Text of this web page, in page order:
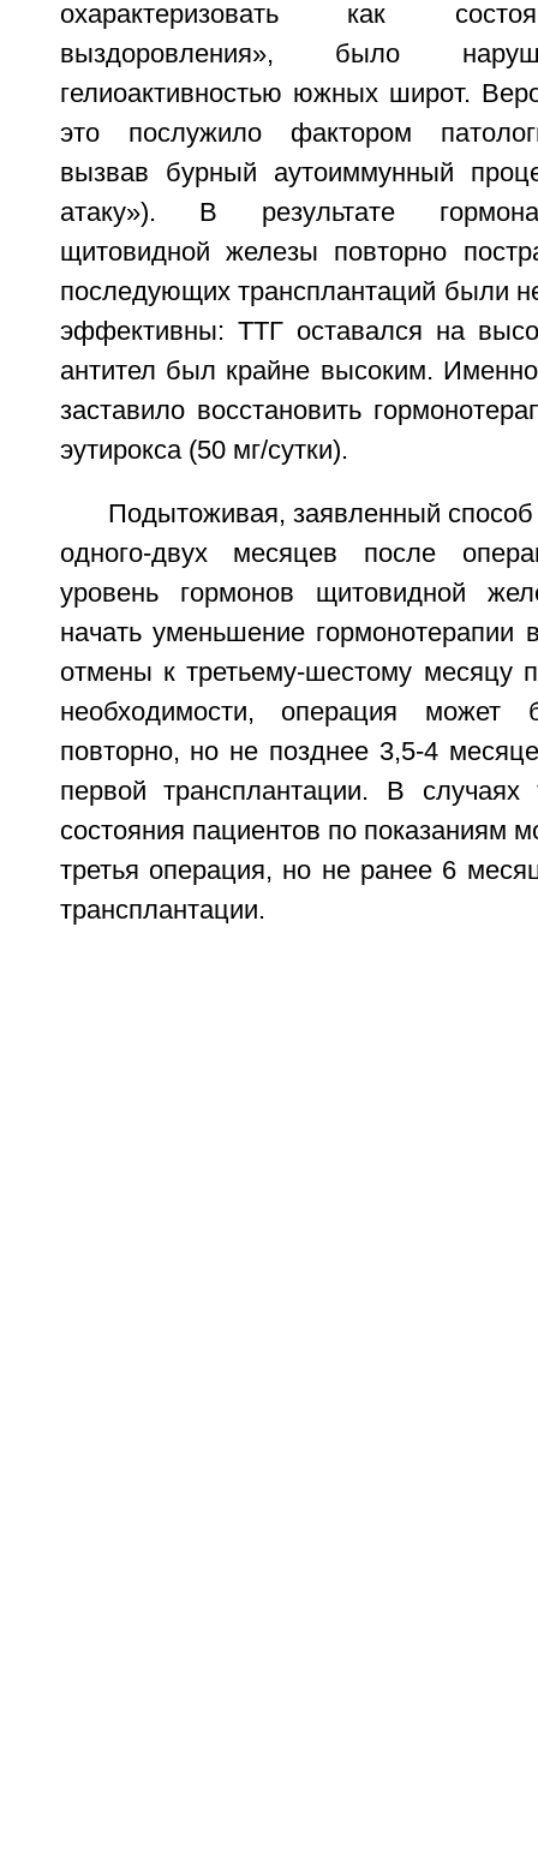
охарактеризовать как
выздоровления», было
гелиоактивностью южных широт.
это послужило фактором
вызвав бурный аутоиммунный
атаку»). В результате
щитовидной железы повторно
последующих трансплантаций были
эффективны: ТТГ оставался на
антител был крайне высоким. Именно
заставило восстановить
эутирокса (50 мг/сутки).
Подытоживая, заявленный способ
одного-двух месяцев после
уровень гормонов щитовидной
начать уменьшение гормонотерапии
отмены к третьему-шестому месяцу
необходимости, операция может
повторно, но не позднее 3,5-4
первой трансплантации. В случаях
состояния пациентов по показаниям
третья операция, но не ранее 6
трансплантации.